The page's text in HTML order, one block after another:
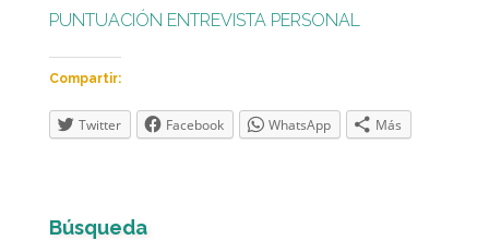
PUNTUACIÓN ENTREVISTA PERSONAL
Compartir:
Twitter Facebook WhatsApp Más
Búsqueda